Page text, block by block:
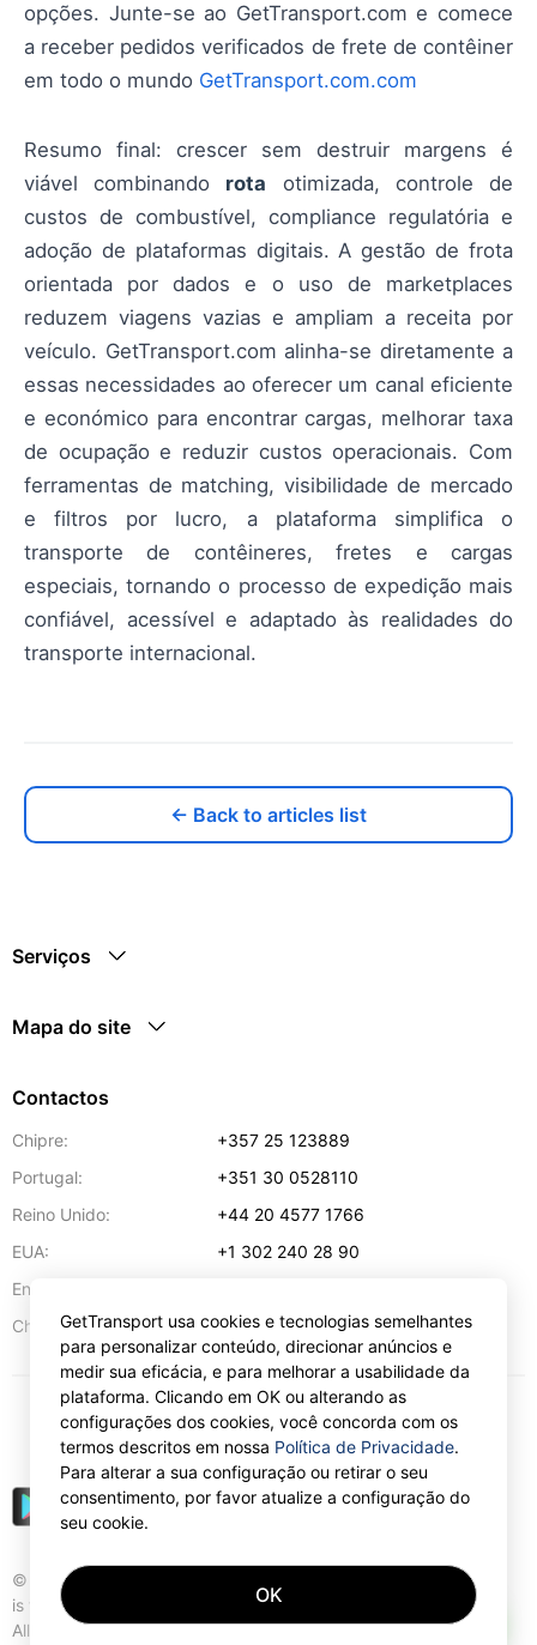
opções. Junte-se ao GetTransport.com e comece
a receber pedidos verificados de frete de contêiner
em todo o mundo GetTransport.com.com
Resumo final: crescer sem destruir margens é
viável combinando rota otimizada, controle de
custos de combustível, compliance regulatória e
adoção de plataformas digitais. A gestão de frota
orientada por dados e o uso de marketplaces
reduzem viagens vazias e ampliam a receita por
veículo. GetTransport.com alinha-se diretamente a
essas necessidades ao oferecer um canal eficiente
e económico para encontrar cargas, melhorar taxa
de ocupação e reduzir custos operacionais. Com
ferramentas de matching, visibilidade de mercado
e filtros por lucro, a plataforma simplifica o
transporte de contêineres, fretes e cargas
especiais, tornando o processo de expedição mais
confiável, acessível e adaptado às realidades do
transporte internacional.
← Back to articles list
Serviços
Mapa do site
Contactos
Chipre:
+357 25 123889
Portugal:
+351 30 0528110
Reino Unido:
+44 20 4577 1766
EUA:
+1 302 240 28 90
Endereço de e-mail:
Chipre:
57 Spyrou Kyprianou,Lárnaca 6051
© Gettransport International Limited. GetTransport®
is trademark of Gettransport International Limited.
All rights reserved.
EUR
GetTransport usa cookies e tecnologias semelhantes
para personalizar conteúdo, direcionar anúncios e
medir sua eficácia, e para melhorar a usabilidade da
plataforma. Clicando em OK ou alterando as
configurações dos cookies, você concorda com os
termos descritos em nossa Política de Privacidade.
Para alterar a sua configuração ou retirar o seu
consentimento, por favor atualize a configuração do
seu cookie.
OK
AI